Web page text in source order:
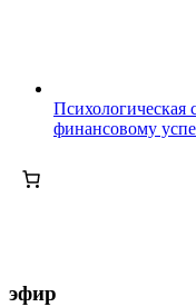
Психологическая
финансовому
эфир